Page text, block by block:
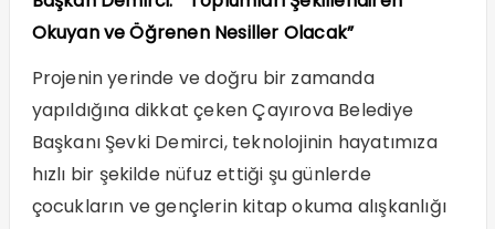
Okuyan ve Öğrenen Nesiller Olacak”
Projenin yerinde ve doğru bir zamanda
yapıldığına dikkat çeken Çayırova Belediye
Başkanı Şevki Demirci, teknolojinin hayatımıza
hızlı bir şekilde nüfuz ettiği şu günlerde
çocukların ve gençlerin kitap okuma alışkanlığı